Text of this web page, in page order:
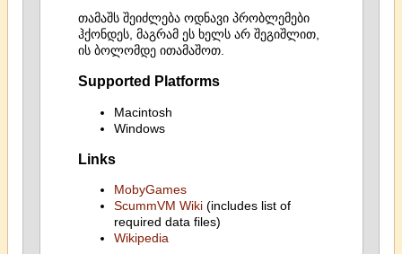
თამაშს შეიძლება ოდნავი პრობლემები
ჰქონდეს, მაგრამ ეს ხელს არ შეგიშლით,
ის ბოლომდე ითამაშოთ.
Supported Platforms
Macintosh
Windows
Links
MobyGames
ScummVM Wiki(includes list of
required data files)
Wikipedia